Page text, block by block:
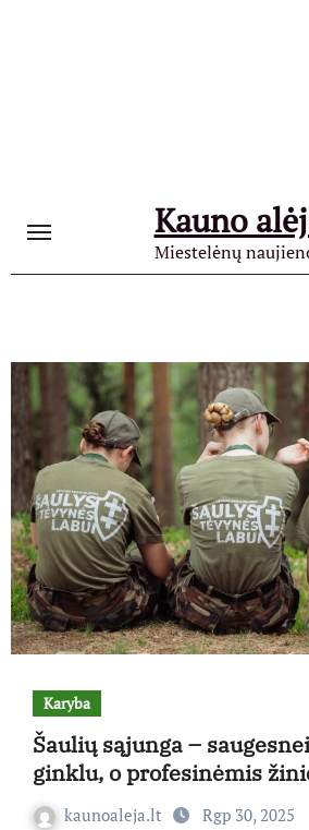
Kauno
Miestelėnų
Karyba
Šaulių sąjunga –
ginklu, o profesinėmis
kaunoaleja.lt Rgp 30, 2025